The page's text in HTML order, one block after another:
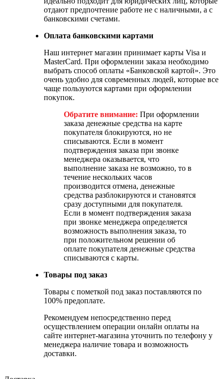
отдают предпочтение работе не с наличными, а с
банковскими счетами.
Оплата банковскими картами
Наш интернет магазин принимает карты Visa и
MasterCard. При оформлении заказа необходимо
выбрать способ оплаты «Банковской картой». Это
очень удобно для современных людей, которые все
чаще пользуются картами при оформлении
покупок.
Обратите внимание: При оформлении
заказа денежные средства на карте
покупателя блокируются, но не
списываются. Если в момент
подтверждения заказа при звонке
менеджера оказывается, что
выполнение заказа не возможно, то в
течение нескольких часов
производится отмена, денежные
средства разблокируются и становятся
сразу доступными для покупателя.
Если в момент подтверждения заказа
при звонке менеджера определяется
возможность выполнения заказа, то
при положительном решении об
оплате покупателя денежные средства
списываются с карты.
Товары под заказ
Товары с пометкой под заказ поставляются по
100% предоплате.
Рекомендуем непосредственно перед
осуществлением операции онлайн оплаты на
сайте интернет-магазина уточнить по телефону у
менеджера наличие товара и возможность
доставки.